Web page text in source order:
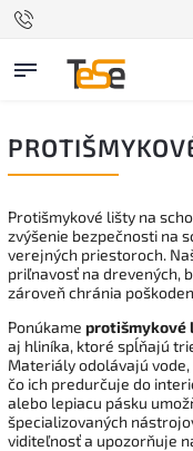
Protišmykové lišty na
zvýšenie bezpečnosti na
verejných priestoroch.
priľnavosť na drevených,
zároveň chránia
Ponúkame protišmykové
aj hliníka, ktoré spĺňajú
Materiály odolávajú
čo ich predurčuje do
alebo lepiacu pásku
špecializovaných
viditeľnosť a upozorňuje